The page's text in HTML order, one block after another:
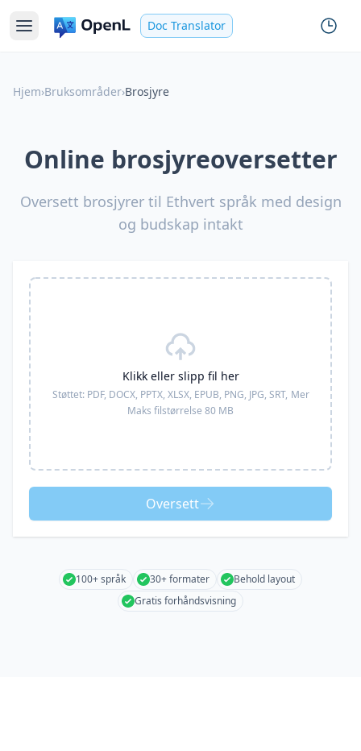
Doc Translator
Hjem›Bruksområder›Brosjyre
Online brosjyreoversetter
Oversett brosjyrer til Ethvert språk med design
og budskap intakt
Klikk eller slipp fil her
Støttet: PDF, DOCX, PPTX, XLSX, EPUB, PNG, JPG, SRT, Mer
Maks filstørrelse 80 MB
Oversett
100+ språk 30+ formater
Behold layout
Gratis forhåndsvisning